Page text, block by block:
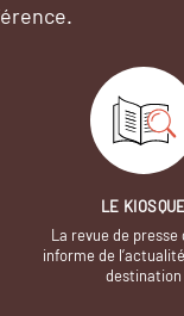
LE
La revue de presse
informe de
destination